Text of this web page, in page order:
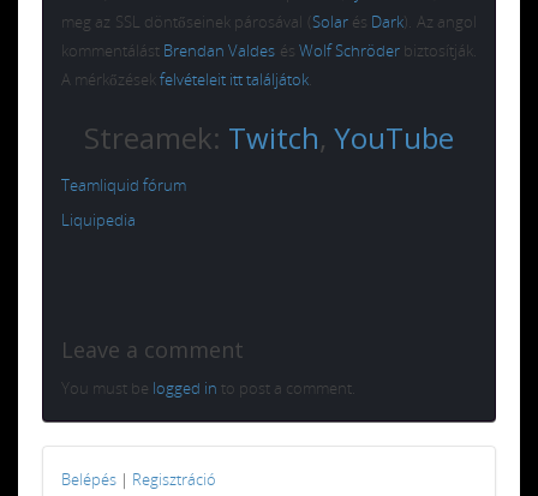
meg az SSL döntőseinek párosával (Solarés Dark). Az angol
kommentálást Brendan Valdes és Wolf Schröderbiztosítják.
A mérkőzésekfelvételeit itt találjátok.
Streamek: Twitch, YouTube
Teamliquid fórum
Liquipedia
Leave a comment
You must be logged in to post a comment.
Belépés | Regisztráció